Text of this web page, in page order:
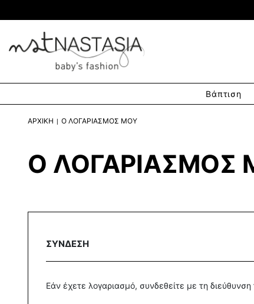
Βάπτιση
ΑΡΧΙΚΗ Ο ΛΟΓΑΡΙΑΣΜΟΣ ΜΟΥ
Ο ΛΟΓΑΡΙΑΣΜΟΣ
ΣΥΝΔΕΣΗ
Εάν έχετε λογαριασμό, συνδεθείτε με τη